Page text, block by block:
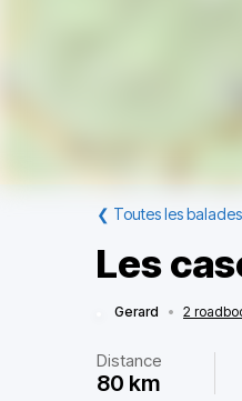
❮ Toutes les
Les
Gerard • 2
Distance
80 km